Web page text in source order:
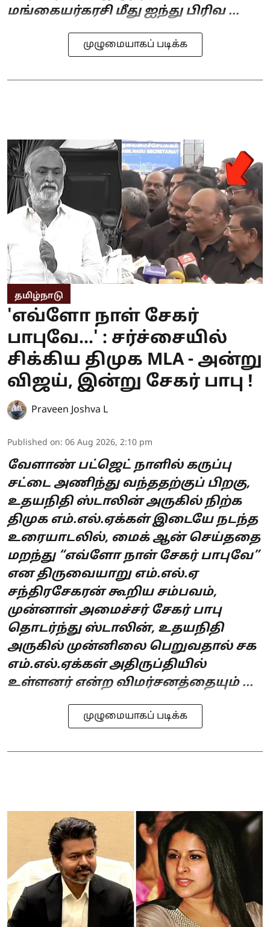
மங்கையர்கரசி மீது ஐந்து பிரிவ ...
முழுமையாகப் படிக்க
தமிழ்நாடு
'எவ்ளோ நாள் சேகர்
பாபுவே...' : சர்ச்சையில்
சிக்கிய திமுக MLA - அன்று
விஜய், இன்று சேகர் பாபு !
Praveen Joshva L
Published on: 06 Aug 2026, 2:10 pm
வேளாண் பட்ஜெட் நாளில் கருப்பு
சட்டை அணிந்து வந்ததற்குப் பிறகு,
உதயநிதி ஸ்டாலின் அருகில் நிற்க
திமுக எம்.எல்.ஏக்கள் இடையே நடந்த
உரையாடலில், மைக் ஆன் செய்ததை
மறந்து “எவ்ளோ நாள் சேகர் பாபுவே”
என திருவையாறு எம்.எல்.ஏ
சந்திரசேகரன் கூறிய சம்பவம்,
முன்னாள் அமைச்சர் சேகர் பாபு
தொடர்ந்து ஸ்டாலின், உதயநிதி
அருகில் முன்னிலை பெறுவதால் சக
எம்.எல்.ஏக்கள் அதிருப்தியில்
உள்ளனர் என்ற விமர்சனத்தையும் ...
முழுமையாகப் படிக்க